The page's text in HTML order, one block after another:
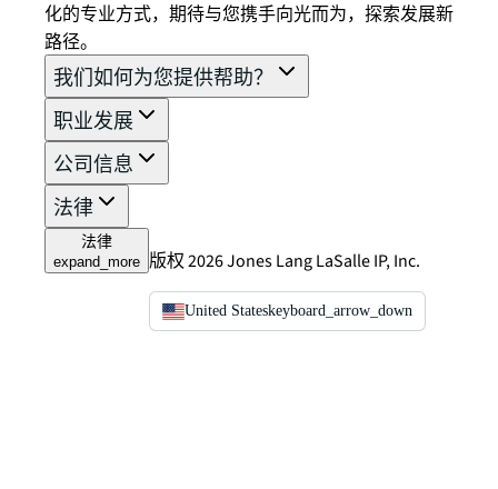
化的专业方式，期待与您携手向光而为，探索发展新
路径。
我们如何为您提供帮助？
职业发展
公司信息
法律
法律
expand_more 版权 2026 Jones Lang LaSalle IP, Inc.
United Stateskeyboard_arrow_down